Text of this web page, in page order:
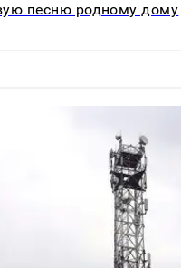
песню родному дому